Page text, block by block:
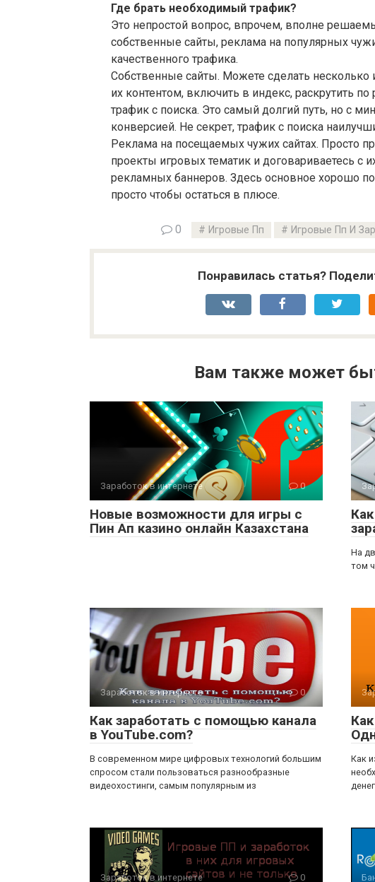
Где брать необходимый трафик?
Это непростой вопрос, впрочем, вполне
собственные сайты, реклама на популярных
качественного трафика.
Собственные сайты. Можете сделать несколько
их контентом, включить в индекс, раскрутить
трафик с поиска. Это самый долгий путь, но с
конверсией. Не секрет, трафик с поиска
Реклама на посещаемых чужих сайтах. Просто
проекты игровых тематик и договариваетесь с
рекламных баннеров. Здесь основное хорошо
просто чтобы остаться в плюсе.
0 Игровые Пп Игровые Пп И
Понравилась статья?
Вам также может
Заработок в интернете 0
Новые возможности для игры с
Пин Ап казино онлайн Казахстана
На
том
Заработок в интернете 0
Как заработать с помощью канала
в YouTube.com?
В современном мире цифровых технологий большим
спросом стали пользоваться разнообразные
видеохостинги, самым популярным из
Как
денег.
Заработок в интернете 0